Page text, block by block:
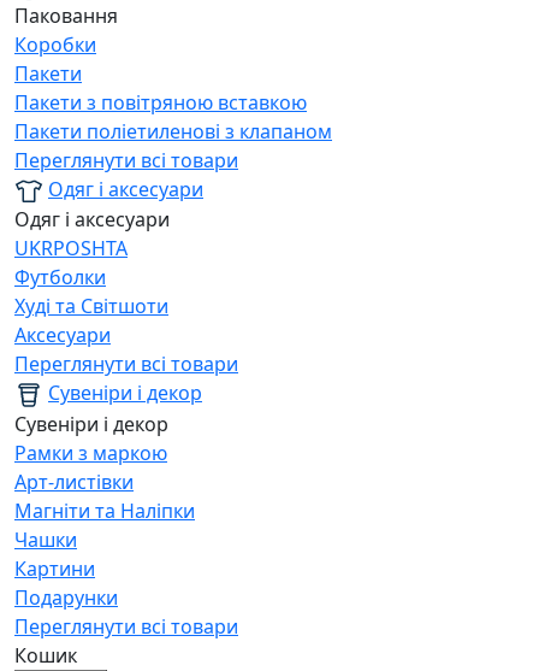
Паковання
Коробки
Пакети
Пакети з повітряною вставкою
Пакети поліетиленові з клапаном
Переглянути всі товари
Одяг і аксесуари
Одяг і аксесуари
UKRPOSHTA
Футболки
Худі та Світшоти
Аксесуари
Переглянути всі товари
Сувеніри і декор
Сувеніри і декор
Рамки з маркою
Арт-листівки
Магніти та Наліпки
Чашки
Картини
Подарунки
Переглянути всі товари
Кошик